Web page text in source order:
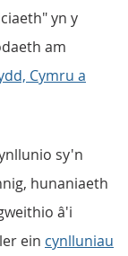
yn y
am
Cymru a
sy'n
hunaniaeth
â'i
ein cynlluniau